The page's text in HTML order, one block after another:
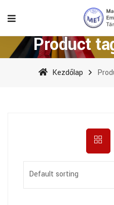
Product
Kezdőlap
Default sorting